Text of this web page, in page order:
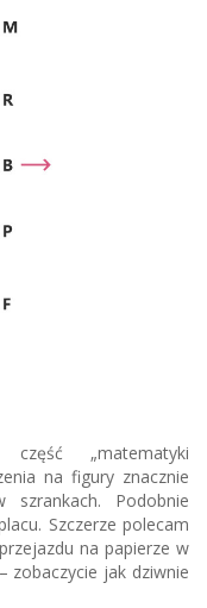
„matematyki
na figury znacznie
szrankach. Podobnie
Szczerze polecam
na papierze w
zobaczycie jak dziwnie